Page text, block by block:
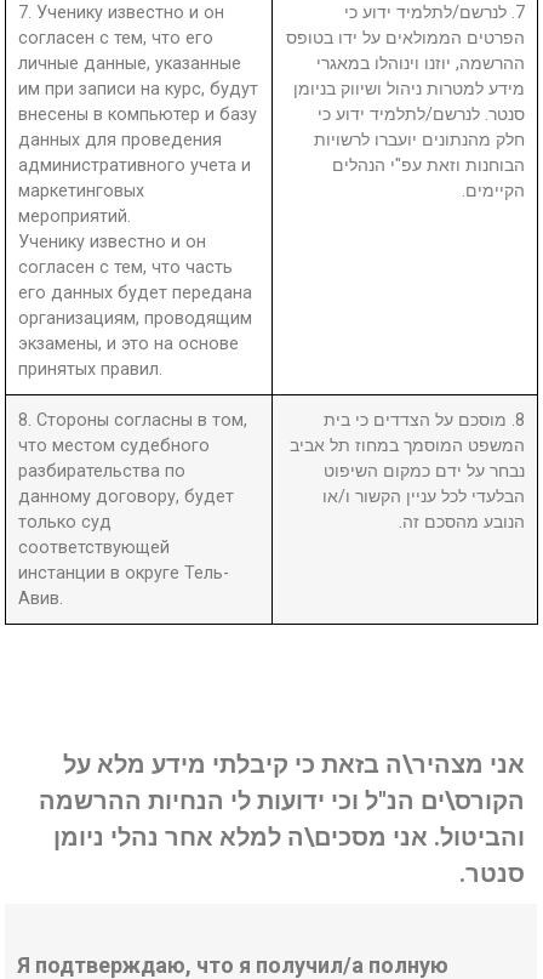
7. Ученику известно и он
согласен с тем, что его
личные данные, указанные
им при записи на курс, будут
внесены в компьютер и базу
данных для проведения
административного учета и
маркетинговых
мероприятий.
Ученику известно и он
согласен с тем, что часть
его данных будет передана
организациям, проводящим
экзамены, и это на основе
принятых правил.
7. לנרשם/לתלמיד ידוע כי
הפרטים הממולאים על ידו בטופס
ההרשמה, יוזנו וינוהלו במאגרי
מידע למטרות ניהול ושיווק בניומן
סנטר. לנרשם/לתלמיד ידוע כי
חלק מהנתונים יועברו לרשויות
הבוחנות וזאת עפ"י הנהלים
הקיימים.
8. Стороны согласны в том,
что местом судебного
разбирательства по
данному договору, будет
только суд
соответствующей
инстанции в округе Тель-
Авив.
8. מוסכם על הצדדים כי בית
המשפט המוסמך במחוז תל אביב
נבחר על ידם כמקום השיפוט
הבלעדי לכל עניין הקשור ו/או
הנובע מהסכם זה.
אני מצהיר\ה בזאת כי קיבלתי מידע מלא על
הקורס\ים הנ"ל וכי ידועות לי הנחיות ההרשמה
והביטול. אני מסכים\ה למלא אחר נהלי ניומן
סנטר.
Я подтверждаю, что я получил/а полную